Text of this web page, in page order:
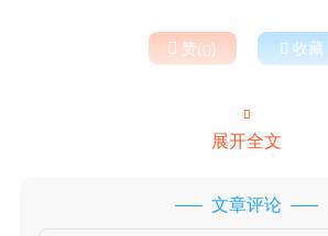
 赞()  收藏

展开全文
文章评论